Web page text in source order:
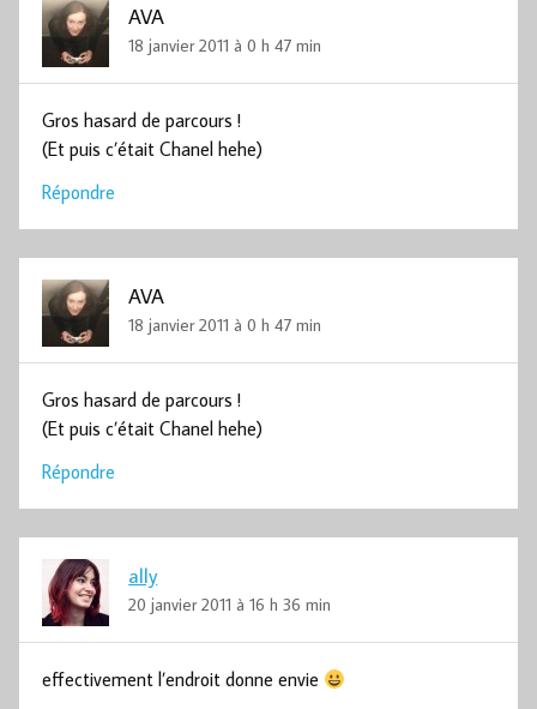
AVA
18 janvier 2011 à 0 h 47 min
Gros hasard de parcours !
(Et puis c’était Chanel hehe)
Répondre
AVA
18 janvier 2011 à 0 h 47 min
Gros hasard de parcours !
(Et puis c’était Chanel hehe)
Répondre
ally
20 janvier 2011 à 16 h 36 min
effectivement l’endroit donne envie